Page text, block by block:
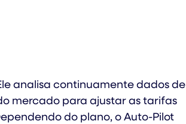
analisa continuamente dados de
mercado para ajustar as tarifas
do plano, o Auto-Pilot